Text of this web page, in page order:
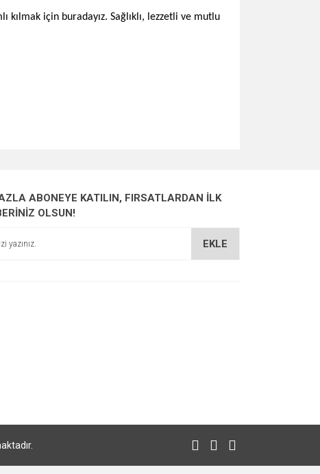
kılmak için buradayız. Sağlıklı, lezzetli ve mutlu
ABONEYE KATILIN, FIRSATLARDAN İLK
OLSUN!
EKLE